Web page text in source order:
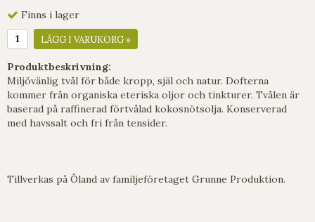
Finns i lager
LÄGG I VARUKORG »
Produktbeskrivning:
Miljövänlig tvål för både kropp, själ och natur. Dofterna
kommer från organiska eteriska oljor och tinkturer. Tvålen är
baserad på raffinerad förtvålad kokosnötsolja. Konserverad
med havssalt och fri från tensider.
Tillverkas på Öland av familjeföretaget Grunne Produktion.